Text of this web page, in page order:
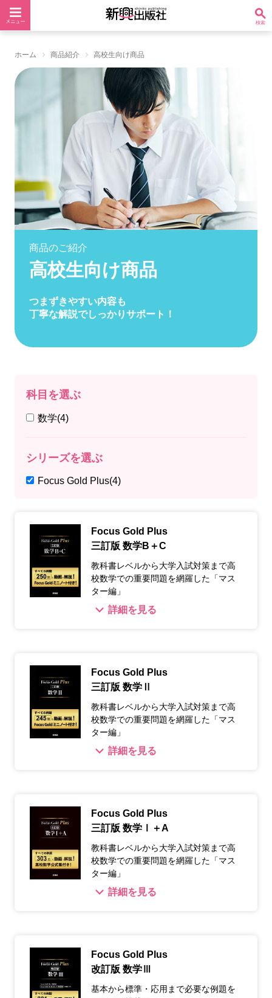
ホーム 商品紹介 高校生向け商品
商品のご紹介
高校生向け商品
つまずきやすい内容も
丁寧な解説でしっかりサポート！
科目を選ぶ
数学(4)
シリーズを選ぶ
Focus Gold Plus(4)
Focus Gold Plus
三訂版 数学B＋C
教科書レベルから大学入試対策まで高
校数学での重要問題を網羅した「マス
ター編」
詳細を見る
Focus Gold Plus
三訂版 数学Ⅱ
教科書レベルから大学入試対策まで高
校数学での重要問題を網羅した「マス
ター編」
詳細を見る
Focus Gold Plus
三訂版 数学Ⅰ＋A
教科書レベルから大学入試対策まで高
校数学での重要問題を網羅した「マス
ター編」
詳細を見る
Focus Gold Plus
改訂版 数学Ⅲ
基本から標準・応用まで必要な例題を